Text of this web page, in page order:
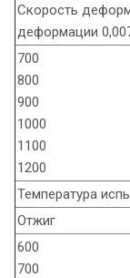
Скорость
деформации
700
800
900
1000
1100
1200
Температура
Отжиг
600
700